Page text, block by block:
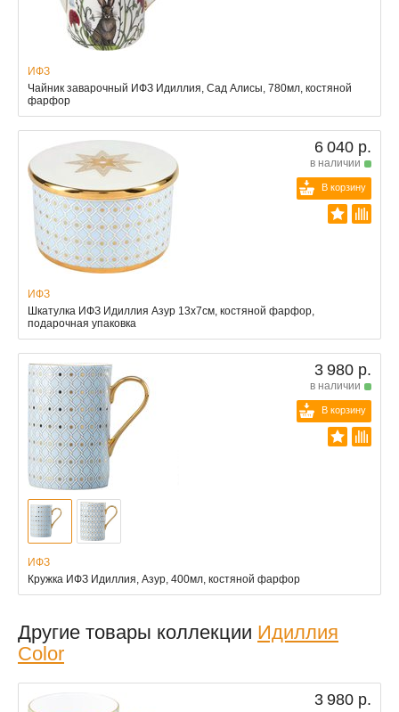
ИФЗ
Чайник заварочный ИФЗ Идиллия, Сад Алисы, 780мл, костяной
фарфор
6 040 р.
в наличии
В корзину
ИФЗ
Шкатулка ИФЗ Идиллия Азур 13x7см, костяной фарфор,
подарочная упаковка
3 980 р.
в наличии
В корзину
ИФЗ
Кружка ИФЗ Идиллия, Азур, 400мл, костяной фарфор
Другие товары коллекции Идиллия
Color
3 980 р.